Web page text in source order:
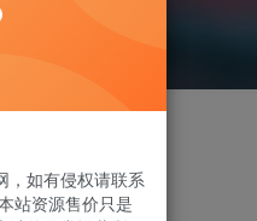
，如有侵权请联系
站资源售价只是